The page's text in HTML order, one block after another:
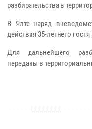
разбирательства в
В Ялте наряд
действия 35-летнего гостя
Для дальнейшего
переданы в